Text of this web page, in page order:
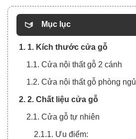
Mục lục
1. 1. Kích thước cửa gỗ
1.1. Cửa nội thất gỗ 2 cánh
1.2. Cửa nội thất gỗ phòng ngủ
2. 2. Chất liệu cửa gỗ
2.1. Cửa gỗ tự nhiên
2.1.1. Ưu điểm: